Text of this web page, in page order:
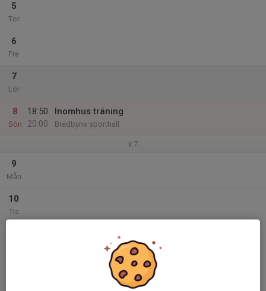
5
Tor
6
Fre
7
Lör
8
Sön
18:50
20:00
Inomhus träning
Bredbyns sporthall
v.7
9
Mån
10
Tis